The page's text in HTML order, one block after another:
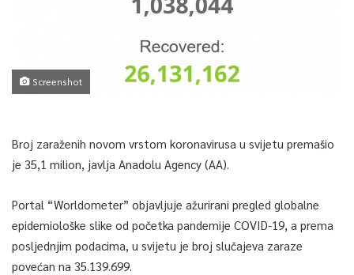
Screenshot
Broj zaraženih novom vrstom koronavirusa u svijetu premašio
je 35,1 milion, javlja Anadolu Agency (AA).
Portal “Worldometer” objavljuje ažurirani pregled globalne
epidemiološke slike od početka pandemije COVID-19, a prema
posljednjim podacima, u svijetu je broj slučajeva zaraze
povećan na 35.139.699.